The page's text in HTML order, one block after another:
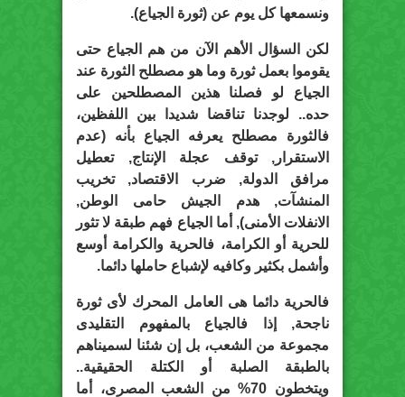
ونسمعها كل يوم عن (ثورة الجياع).
لكن السؤال الأهم الآن من هم الجياع حتى
يقوموا بعمل ثورة وما هو مصطلح الثورة عند
الجياع لو فصلنا هذين المصطلحين على
حده.. لوجدنا تناقضا شديدا بين اللفظين،
فالثورة مصطلح يعرفه الجياع بأنه (عدم
الاستقرار, توقف عجلة الإنتاج, تعطيل
مرافق الدولة, ضرب الاقتصاد, تخريب
المنشآت, هدم الجيش حامى الوطن,
الانفلات الأمنى), أما الجياع فهم طبقة لا تثور
للحرية أو الكرامة، فالحرية والكرامة أوسع
وأشمل بكثير وكافيه لإشباع حاملها دائما.
فالحرية دائما هى العامل المحرك لأى ثورة
ناجحة, إذا فالجياع بالمفهوم التقليدى
مجموعة من الشعب، بل إن شئنا لسميناهم
بالطبقة الصلبة أو الكتلة الحقيقية..
ويتخطون 70% من الشعب المصرى، أما